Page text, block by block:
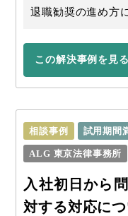
退職勧奨の進め方
この解決事例を見る
相談事例 試用期間
ALG 東京法律事務所
入社初日から
対する対応に